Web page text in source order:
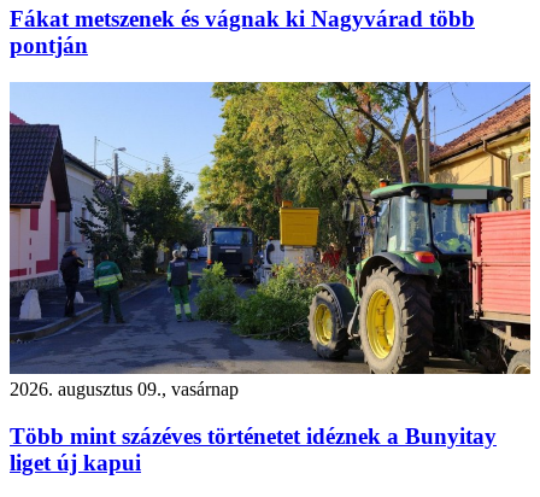
Fákat metszenek és vágnak ki Nagyvárad több
pontján
2026. augusztus 09., vasárnap
Több mint százéves történetet idéznek a Bunyitay
liget új kapui